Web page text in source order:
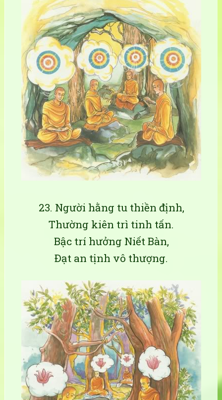
23. Người hằng tu thiền định,
Thường kiên trì tinh tấn.
Bậc trí hưởng Niết Bàn,
Ðạt an tịnh vô thượng.